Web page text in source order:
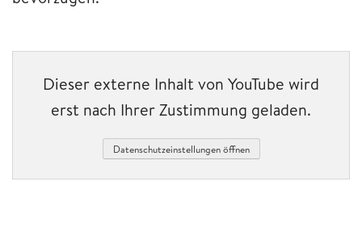
Dieser externe Inhalt von YouTube wird
erst nach Ihrer Zustimmung geladen.
Datenschutzeinstellungen öffnen